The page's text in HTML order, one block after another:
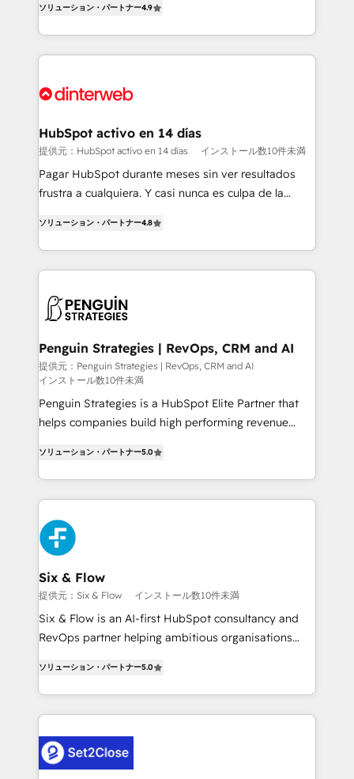
business, processes and systems 🏢 We specialise in
working with mid-market and enterprise
organisations, global organisations and those with
Platform Enablement, Custom Integration and
Certified
Marketing, Sales, Service, CMS and Operations Hub,
so selling and actually engaging with your customers
feels easy and pain-free. We are a top ranked
and Customer First Awards, 4.9/5 rating in HubSpot
helps the following industries: logistics & 3PL, home
improvement & construction, branding and
commercialization, real estate, health, education,
SaaS, Software Dev & IT and consulting, make the
the United States, EU, UAE, Mexico and Latin
America. From casual user to super fan: make
ソリューション・パートナー4.9
HubSpot activo en 14 días
提供元：HubSpot activo en 14 días インストール数10件未満
Pagar HubSpot durante meses sin ver resultados
frustra a cualquiera. Y casi nunca es culpa de la
implementó. Trabajamos con un catálogo de +80
casos de uso: cada uno resuelve un problema
concreto de tu operación en HubSpot. La entrega
en paralelo cuando tiene sentido, y siempre
Empiezas a ver resultados antes de que termine el
mes. 🏆 HubSpot Partner of the Year 2022, máximo
reconocimiento del ecosistema. Elite Solutions
Partner, el nivel más alto. +700 clientes
implementados en LATAM, Marcas como Hyatt,
MacStore, Café Britt, Bella Piel, confiaron en
nosotros para impulsar la eficiencia de sus procesos
en HubSpot. No necesitas tener todas las
el primer caso de uso que más impacto te dará.
Solo continúas si ves valor real en los primeros 14
días.
ソリューション・パートナー4.8
Penguin Strategies | RevOps, CRM and AI
提供元：Penguin Strategies | RevOps, CRM and AI
インストール数10件未満
Penguin Strategies is a HubSpot Elite Partner that
helps companies build high performing revenue
system environments and global SaaS or
manufacturing teams. Trusted by leading enterprises
and fast growing scale ups including Sony, Rapyd,
Fiverr, XM Cyber, Bridgepointe Technologies, EMA
Design Automation and Uptive. 📊 RevOps & data
architecture 🔗 CRM migrations & End to end
integrations 🤖 AI workflows & enrichment 📘 Team
enablement & company-wide adoption We create
HubSpot environments that teams use with
confidence and that leadership can rely on for
ソリューション・パートナー5.0
Six & Flow
提供元：Six & Flow インストール数10件未満
Six & Flow is an AI-first HubSpot consultancy and
RevOps partner helping ambitious organisations
Operating across the UK, Netherlands, Ireland, and
Canada, we’ve delivered thousands of successful
HubSpot projects for mid-market and enterprise
combine HubSpot, data, and AI to design connected
go-to-market systems that align people, process,
ソリューション・パートナー5.0